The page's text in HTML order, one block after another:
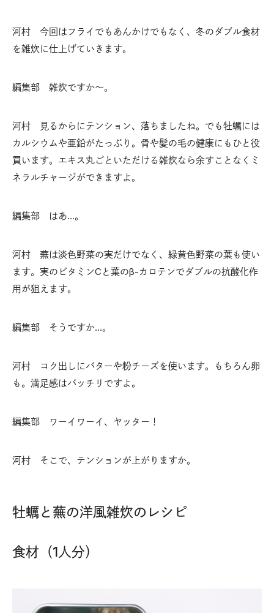
河村 今回はフライでもあんかけでもなく、冬のダブル食材
を雑炊に仕上げていきます。
編集部 雑炊ですか〜。
河村 見るからにテンション、落ちましたね。でも牡蠣には
カルシウムや亜鉛がたっぷり。骨や髪の毛の健康にもひと役
買います。エキス丸ごといただける雑炊なら余すことなくミ
ネラルチャージができますよ。
編集部 はあ…。
河村 蕪は淡色野菜の実だけでなく、緑黄色野菜の葉も使い
ます。実のビタミンCと葉のβ-カロテンでダブルの抗酸化作
用が狙えます。
編集部 そうですか…。
河村 コク出しにバターや粉チーズを使います。もちろん卵
も。満足感はバッチリですよ。
編集部 ワーイワーイ、ヤッター！
河村 そこで、テンションが上がりますか。
牡蠣と蕪の洋風雑炊のレシピ
食材（1人分）